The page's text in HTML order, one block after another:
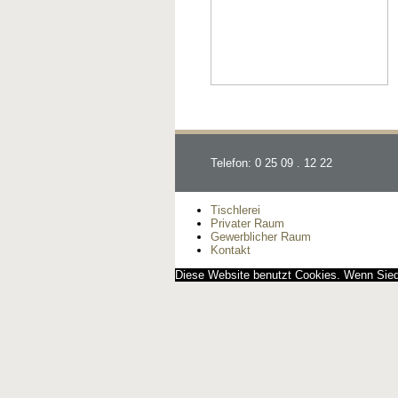
Telefon: 0 25 09 . 12 22
Tischlerei
Privater Raum
Gewerblicher Raum
Kontakt
Diese Website benutzt Cookies. Wenn